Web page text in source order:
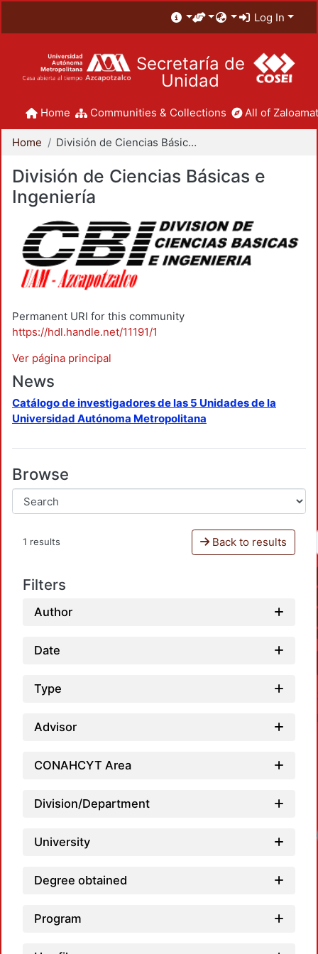
Log In
Secretaría de
Unidad
Home Communities & Collections All of
Home División de Ciencias Básicas e Ingeniería
División de Ciencias Básicas e
Ingeniería
Permanent URI for this community
https://hdl.handle.net/11191/1
Ver página principal
News
Catálogo de investigadores de las 5 Unidades de la
Universidad Autónoma Metropolitana
Browse
1 results Back to results
Filters
Author
Date
Type
Advisor
CONAHCYT Area
Division/Department
University
Degree obtained
Program